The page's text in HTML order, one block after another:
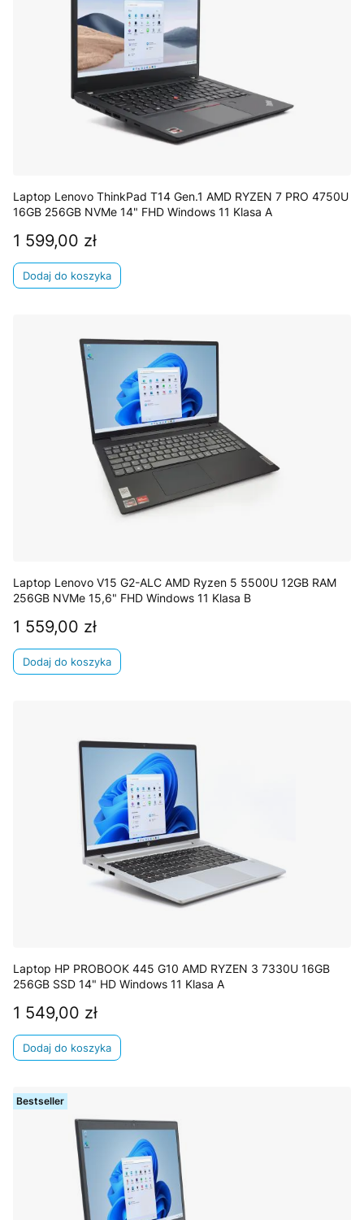
Laptop Lenovo ThinkPad T14 Gen.1 AMD RYZEN 7 PRO 4750U
16GB 256GB NVMe 14" FHD Windows 11 Klasa A
Cena
1 599,00 zł
Dodaj do koszyka
Laptop Lenovo V15 G2-ALC AMD Ryzen 5 5500U 12GB RAM
256GB NVMe 15,6" FHD Windows 11 Klasa B
Cena
1 559,00 zł
Dodaj do koszyka
Laptop HP PROBOOK 445 G10 AMD RYZEN 3 7330U 16GB
256GB SSD 14" HD Windows 11 Klasa A
Cena
1 549,00 zł
Dodaj do koszyka
Bestseller